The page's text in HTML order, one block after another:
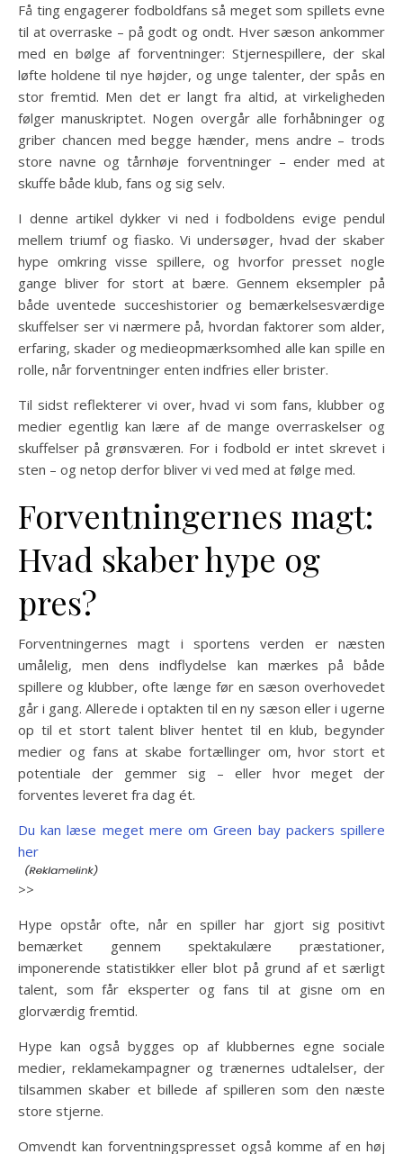
Få ting engagerer fodboldfans så meget som spillets evne
til at overraske – på godt og ondt. Hver sæson ankommer
med en bølge af forventninger: Stjernespillere, der skal
løfte holdene til nye højder, og unge talenter, der spås en
stor fremtid. Men det er langt fra altid, at virkeligheden
følger manuskriptet. Nogen overgår alle forhåbninger og
griber chancen med begge hænder, mens andre – trods
store navne og tårnhøje forventninger – ender med at
skuffe både klub, fans og sig selv.
I denne artikel dykker vi ned i fodboldens evige pendul
mellem triumf og fiasko. Vi undersøger, hvad der skaber
hype omkring visse spillere, og hvorfor presset nogle
gange bliver for stort at bære. Gennem eksempler på
både uventede succeshistorier og bemærkelsesværdige
skuffelser ser vi nærmere på, hvordan faktorer som alder,
erfaring, skader og medieopmærksomhed alle kan spille en
rolle, når forventninger enten indfries eller brister.
Til sidst reflekterer vi over, hvad vi som fans, klubber og
medier egentlig kan lære af de mange overraskelser og
skuffelser på grønsværen. For i fodbold er intet skrevet i
sten – og netop derfor bliver vi ved med at følge med.
Forventningernes magt:
Hvad skaber hype og
pres?
Forventningernes magt i sportens verden er næsten
umålelig, men dens indflydelse kan mærkes på både
spillere og klubber, ofte længe før en sæson overhovedet
går i gang. Allerede i optakten til en ny sæson eller i ugerne
op til et stort talent bliver hentet til en klub, begynder
medier og fans at skabe fortællinger om, hvor stort et
potentiale der gemmer sig – eller hvor meget der
forventes leveret fra dag ét.
Du kan læse meget mere om Green bay packers spillere
her
>>
Hype opstår ofte, når en spiller har gjort sig positivt
bemærket gennem spektakulære præstationer,
imponerende statistikker eller blot på grund af et særligt
talent, som får eksperter og fans til at gisne om en
glorværdig fremtid.
Hype kan også bygges op af klubbernes egne sociale
medier, reklamekampagner og trænernes udtalelser, der
tilsammen skaber et billede af spilleren som den næste
store stjerne.
Omvendt kan forventningspresset også komme af en høj